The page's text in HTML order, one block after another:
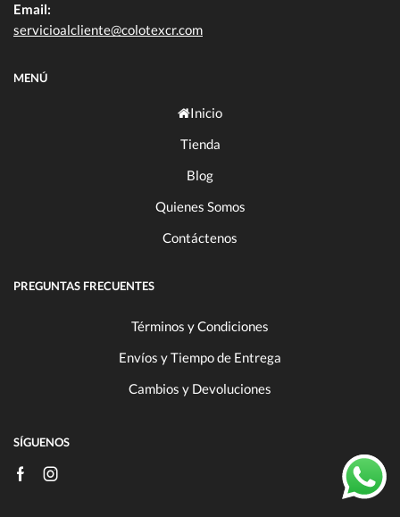
Email:
servicioalcliente@colotexcr.com
MENÚ
Inicio
Tienda
Blog
Quienes Somos
Contáctenos
PREGUNTAS FRECUENTES
Términos y Condiciones
Envíos y Tiempo de Entrega
Cambios y Devoluciones
SÍGUENOS